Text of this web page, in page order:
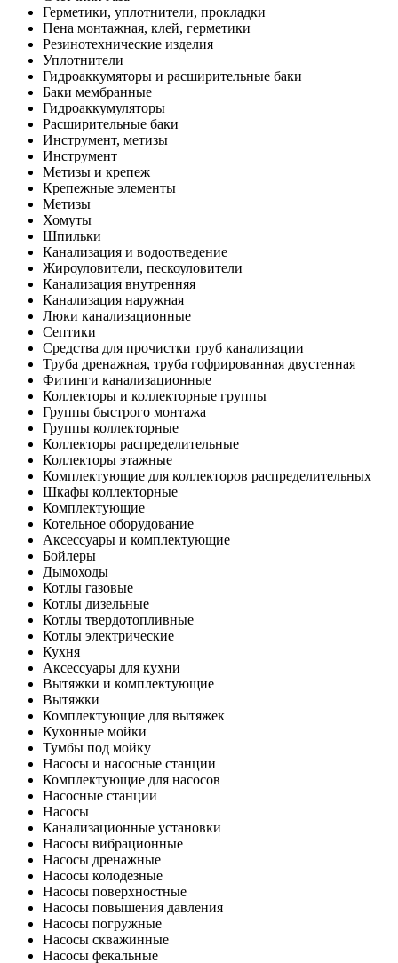
Герметики, уплотнители, прокладки
Пена монтажная, клей, герметики
Резинотехнические изделия
Уплотнители
Гидроаккумяторы и расширительные баки
Баки мембранные
Гидроаккумуляторы
Расширительные баки
Инструмент, метизы
Инструмент
Метизы и крепеж
Крепежные элементы
Метизы
Хомуты
Шпильки
Канализация и водоотведение
Жироуловители, пескоуловители
Канализация внутренняя
Канализация наружная
Люки канализационные
Септики
Средства для прочистки труб канализации
Труба дренажная, труба гофрированная двустенная
Фитинги канализационные
Коллекторы и коллекторные группы
Группы быстрого монтажа
Группы коллекторные
Коллекторы распределительные
Коллекторы этажные
Комплектующие для коллекторов распределительных
Шкафы коллекторные
Комплектующие
Котельное оборудование
Аксессуары и комплектующие
Бойлеры
Дымоходы
Котлы газовые
Котлы дизельные
Котлы твердотопливные
Котлы электрические
Кухня
Аксессуары для кухни
Вытяжки и комплектующие
Вытяжки
Комплектующие для вытяжек
Кухонные мойки
Тумбы под мойку
Насосы и насосные станции
Комплектующие для насосов
Насосные станции
Насосы
Канализационные установки
Насосы вибрационные
Насосы дренажные
Насосы колодезные
Насосы поверхностные
Насосы повышения давления
Насосы погружные
Насосы скважинные
Насосы фекальные